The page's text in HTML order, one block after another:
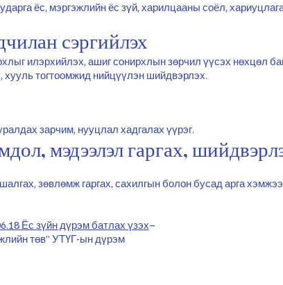
ёс, мэргэжлийн ёс зүй, харилцааны соёл,
сэргийлэх
илэрхийлэх, ашиг сонирхлын зөрчил үүсэх нөхцөл
хууль тогтоомжид нийцүүлэн шийдвэрлэх.
зарчим, нууцлал хадгалах үүрэг.
мэдээлэл гаргах,
зөвлөмж гаргах, сахилгын болон бусад арга
Ёс зүйн дүрэм батлах үзэх–
төв” УТҮГ-ын дүрэм